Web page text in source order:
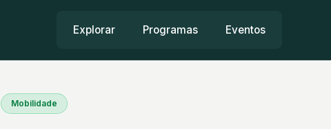
Explorar Programas Eventos
Mobilidade